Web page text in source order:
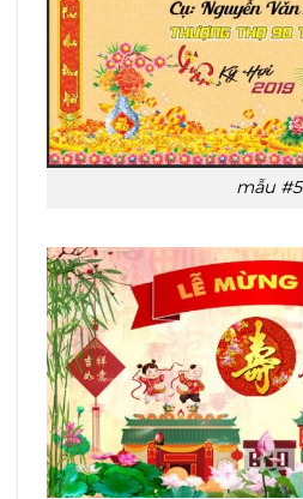
mẫu #5